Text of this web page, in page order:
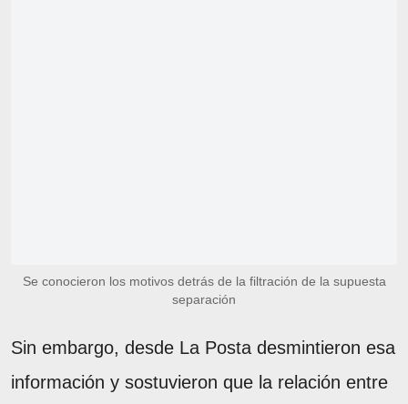
Se conocieron los motivos detrás de la filtración de la supuesta
separación
Sin embargo, desde La Posta desmintieron esa
información y sostuvieron que la relación entre